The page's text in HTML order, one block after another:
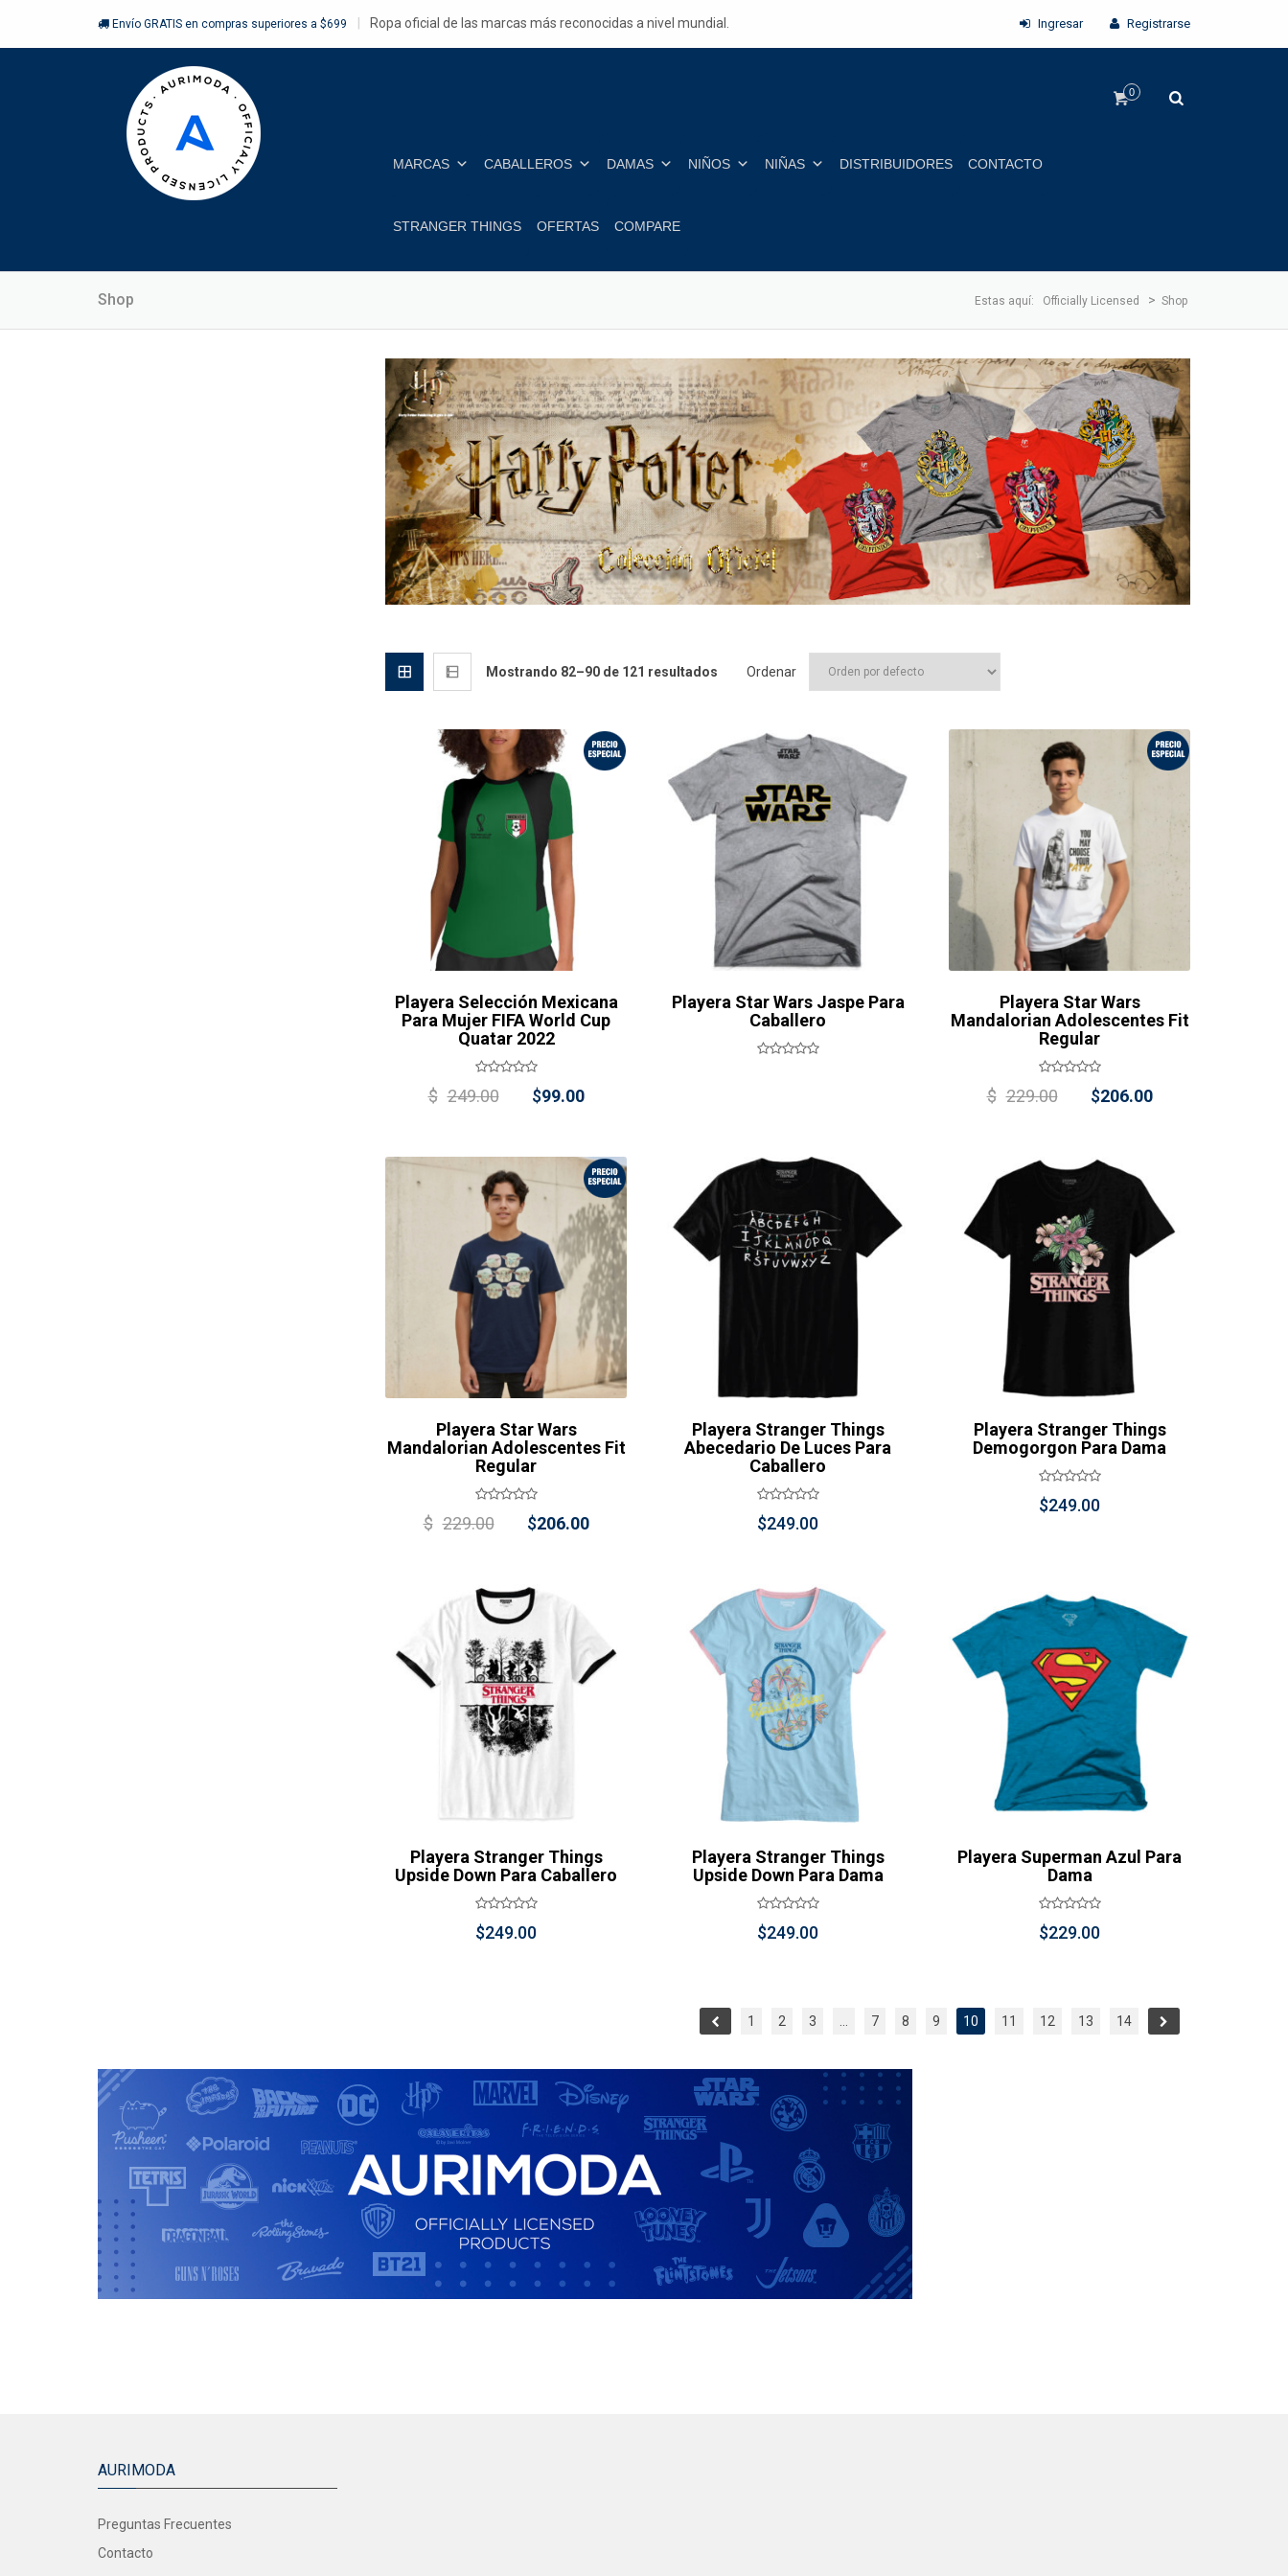
Envío GRATIS en compras superiores a $699 Ropa oficial de las marcas más reconocidas a nivel mundial. Ingresar Registrarse
MARCAS CABALLEROS DAMAS NIÑOS NIÑAS DISTRIBUIDORES CONTACTO
STRANGER THINGS OFERTAS COMPARE
0
Shop Estas aquí: Officially Licensed > Shop
Mostrando 82–90 de 121 resultados Ordenar
¡Oferta!
Playera Selección Mexicana
Para Mujer FIFA World Cup
Quatar 2022
$ 249.00
Original
$249.00.
$99.00
$99.00.
Playera Star Wars Jaspe Para
Caballero
Playera Star Wars
Mandalorian Adolescentes Fit
Regular
$ 229.00
Original
$229.00.
$206.00
¡Oferta!
Playera Star Wars
Mandalorian Adolescentes Fit
Regular
$ 229.00
Original
$229.00.
$206.00
Playera Stranger Things
Abecedario De Luces Para
Caballero
$249.00
Playera Stranger Things
Demogorgon Para Dama
$249.00
Playera Stranger Things
Upside Down Para Caballero
$249.00
Playera Stranger Things
Upside Down Para Dama
$249.00
Playera Superman Azul Para
Dama
$229.00
1 2 3 7 8 9 10 11 12 13 14
AURIMODA
Preguntas Frecuentes
Contacto